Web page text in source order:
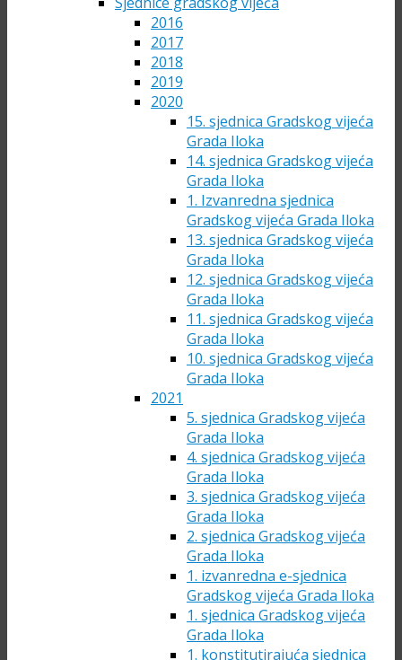
2016
2017
2018
2019
2020
15. sjednica Gradskog vijeća
Grada Iloka
14. sjednica Gradskog vijeća
Grada Iloka
1. Izvanredna sjednica
Gradskog vijeća Grada Iloka
13. sjednica Gradskog vijeća
Grada Iloka
12. sjednica Gradskog vijeća
Grada Iloka
11. sjednica Gradskog vijeća
Grada Iloka
10. sjednica Gradskog vijeća
Grada Iloka
2021
5. sjednica Gradskog vijeća
Grada Iloka
4. sjednica Gradskog vijeća
Grada Iloka
3. sjednica Gradskog vijeća
Grada Iloka
2. sjednica Gradskog vijeća
Grada Iloka
1. izvanredna e-sjednica
Gradskog vijeća Grada Iloka
1. sjednica Gradskog vijeća
Grada Iloka
1. konstitutirajuća sjednica